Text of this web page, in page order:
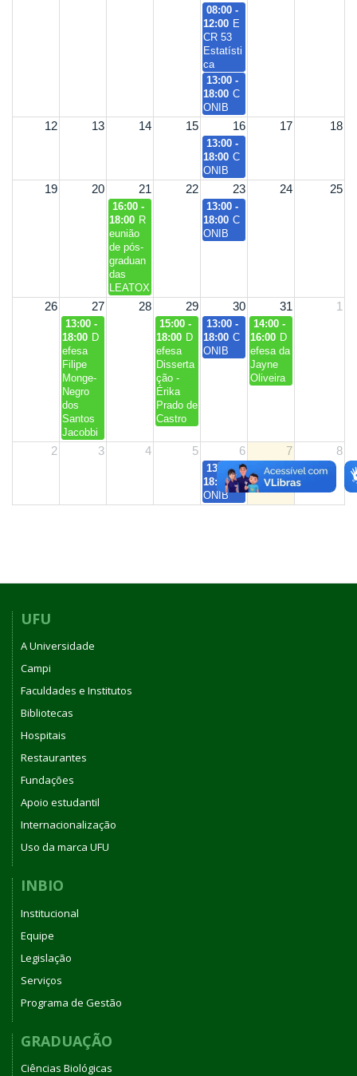
13:00 -
18:00 C
ONIB
13:00 -
18:00 C
ONIB
13:00 -
18:00 C
ONIB
13:00 -
18:00 C
ONIB
13:00 -
18:00 C
ONIB
08:00 -
12:00 E
CR 53
Estatísti
ca
15:00 -
18:00 D
efesa
Disserta
ção -
Érika
Prado de
Castro
14:00 -
16:00 D
efesa da
Jayne
Oliveira
13:00 -
18:00 D
efesa
Filipe
Monge-
Negro
dos
Santos
Jacobbi
16:00 -
18:00 R
eunião
de pós-
graduan
das
LEATOX
12 13 14 15 16 17 18
19 20 21 22 23 24 25
26 27 28 29 30 31 1
2 3 4 5 6 7 8
UFU
A Universidade
Campi
Faculdades e Institutos
Bibliotecas
Hospitais
Restaurantes
Fundações
Apoio estudantil
Internacionalização
Uso da marca UFU
INBIO
Institucional
Equipe
Legislação
Serviços
Programa de Gestão
GRADUAÇÃO
Ciências Biológicas